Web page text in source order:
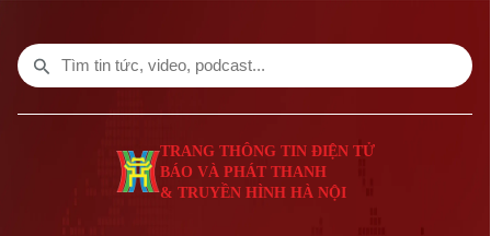
TRANG THÔNG TIN ĐIỆN TỬ
BÁO VÀ PHÁT THANH
& TRUYỀN HÌNH HÀ NỘI